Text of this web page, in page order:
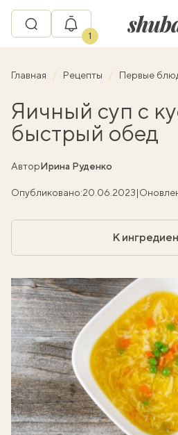
1
Главная Рецепты Первые
Яичный суп с
быстрый обед
АвторИрина Руденко
Опубликовано:20.06.2023|
К